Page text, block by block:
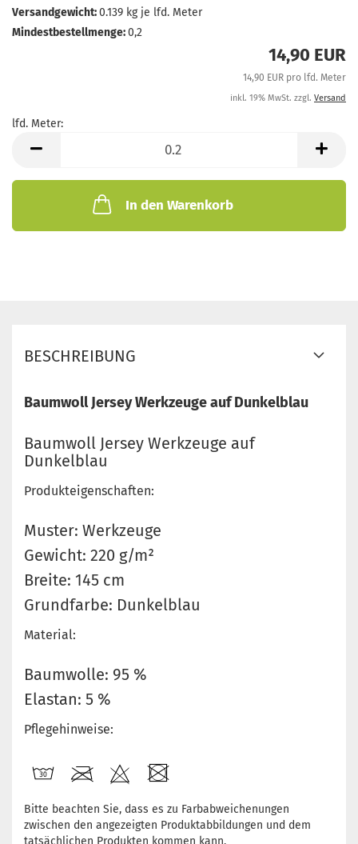
Versandgewicht:0.139 kg je lfd. Meter
Mindestbestellmenge:0,2
14,90 EUR
14,90 EUR pro lfd. Meter
inkl. 19% MwSt. zzgl. Versand
lfd. Meter:
Meter
In den Warenkorb
BESCHREIBUNG
Baumwoll Jersey Werkzeuge auf Dunkelblau
Baumwoll Jersey Werkzeuge auf
Dunkelblau
Produkteigenschaften:
Muster: Werkzeuge
Gewicht: 220 g/m²
Breite: 145 cm
Grundfarbe: Dunkelblau
Material:
Baumwolle: 95 %
Elastan: 5 %
Pflegehinweise:
Bitte beachten Sie, dass es zu Farbabweichenungen
zwischen den angezeigten Produktabbildungen und dem
tatsächlichen Produkten kommen kann.